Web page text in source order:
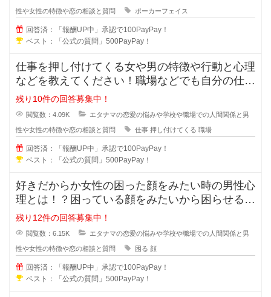
性や女性の特徴や恋の相談と質問 ポーカーフェイス
回答済：「報酬UP中」承認で100PayPay！
ベスト：「公式の質問」500PayPay！
仕事を押し付けてくる女や男の特徴や行動と心理
などを教えてください！職場などでも自分の仕事
なのに人に押し付けてくる人ってい
残り10件の回答募集中！
閲覧数：4.09K エタナマの恋愛の悩みや学校や職場での人間関係と男
性や女性の特徴や恋の相談と質問 仕事 押し付けてくる 職場
回答済：「報酬UP中」承認で100PayPay！
ベスト：「公式の質問」500PayPay！
好きだからか女性の困った顔をみたい時の男性心
理とは！？困っている顔をみたいから困らせる男
性っていますよね？困らせて困った
残り12件の回答募集中！
閲覧数：6.15K エタナマの恋愛の悩みや学校や職場での人間関係と男
性や女性の特徴や恋の相談と質問 困る 顔
回答済：「報酬UP中」承認で100PayPay！
ベスト：「公式の質問」500PayPay！